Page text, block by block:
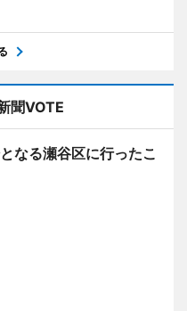
聞VOTE
なる瀬谷区に行ったこ